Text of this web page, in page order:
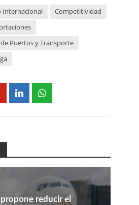
Internacional
Competitividad
Puertos y Transporte
propone reducir el